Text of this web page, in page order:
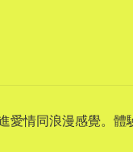
愛情同浪漫感覺。體